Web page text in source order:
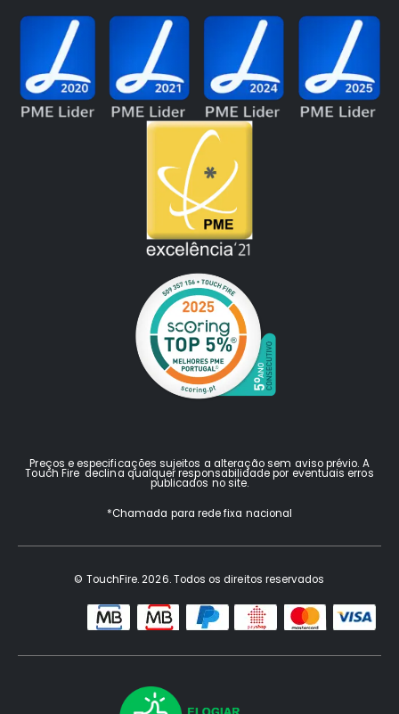
Preços e especificações sujeitos a alteração sem aviso prévio. A
Touch Fire declina qualquer responsabilidade por eventuais erros
publicados no site.
*Chamada para rede fixa nacional
© TouchFire. 2026. Todos os direitos reservados